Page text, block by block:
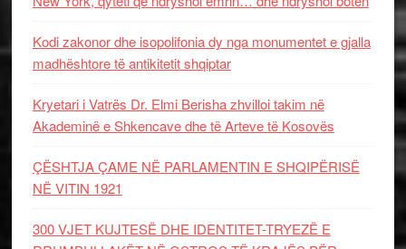
Kodi zakonor dhe isopolifonia dy nga monumentet e gjalla
madhështore të antikitetit shqiptar
Kryetari i Vatrës Dr. Elmi Berisha zhvilloi takim në
Akademinë e Shkencave dhe të Arteve të Kosovës
ÇËSHTJA ÇAME NË PARLAMENTIN E SHQIPËRISË
NË VITIN 1921
300 VJET KUJTESË DHE IDENTITET-TRYEZË E